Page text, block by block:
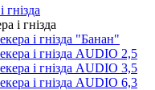
гнізда
і гнізда
і гнізда "Банан"
і гнізда AUDIO 2,5
і гнізда AUDIO 3,5
і гнізда AUDIO 6,3